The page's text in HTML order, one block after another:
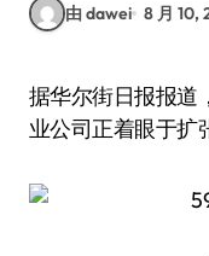
由 dawei 8 月 10,
据华尔街日报报道，来自亚洲的一大批共享单车创
业公司正着眼于扩